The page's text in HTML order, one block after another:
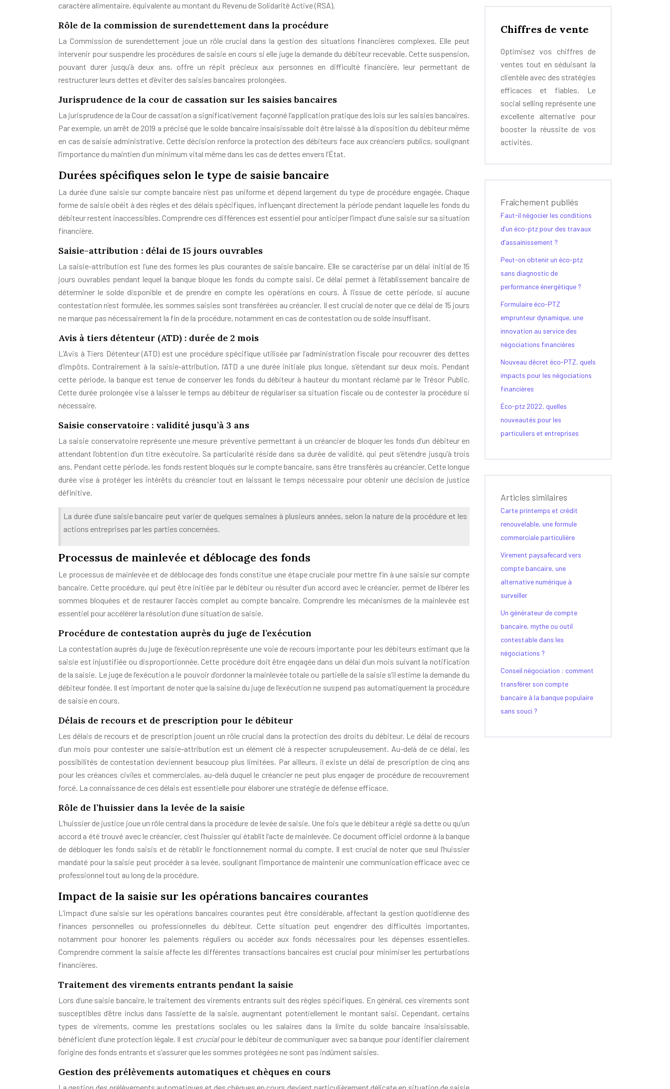
caractère alimentaire, équivalente au montant du Revenu de Solidarité Active (RSA).
Rôle de la commission de surendettement dans la procédure
La Commission de surendettement joue un rôle crucial dans la gestion des situations financières complexes. Elle peut
intervenir pour suspendre les procédures de saisie en cours si elle juge la demande du débiteur recevable. Cette suspension,
pouvant durer jusqu’à deux ans, offre un répit précieux aux personnes en difficulté financière, leur permettant de
restructurer leurs dettes et d’éviter des saisies bancaires prolongées.
Jurisprudence de la cour de cassation sur les saisies bancaires
La jurisprudence de la Cour de cassation a significativement façonné l’application pratique des lois sur les saisies bancaires.
Par exemple, un arrêt de 2019 a précisé que le solde bancaire insaisissable doit être laissé à la disposition du débiteur même
en cas de saisie administrative. Cette décision renforce la protection des débiteurs face aux créanciers publics, soulignant
l’importance du maintien d’un minimum vital même dans les cas de dettes envers l’État.
Durées spécifiques selon le type de saisie bancaire
La durée d’une saisie sur compte bancaire n’est pas uniforme et dépend largement du type de procédure engagée. Chaque
forme de saisie obéit à des règles et des délais spécifiques, influençant directement la période pendant laquelle les fonds du
débiteur restent inaccessibles. Comprendre ces différences est essentiel pour anticiper l’impact d’une saisie sur sa situation
financière.
Saisie-attribution : délai de 15 jours ouvrables
La saisie-attribution est l’une des formes les plus courantes de saisie bancaire. Elle se caractérise par un délai initial de 15
jours ouvrables pendant lequel la banque bloque les fonds du compte saisi. Ce délai permet à l’établissement bancaire de
déterminer le solde disponible et de prendre en compte les opérations en cours. À l’issue de cette période, si aucune
contestation n’est formulée, les sommes saisies sont transférées au créancier. Il est crucial de noter que ce délai de 15 jours
ne marque pas nécessairement la fin de la procédure, notamment en cas de contestation ou de solde insuffisant.
Avis à tiers détenteur (ATD) : durée de 2 mois
L’Avis à Tiers Détenteur (ATD) est une procédure spécifique utilisée par l’administration fiscale pour recouvrer des dettes
d’impôts. Contrairement à la saisie-attribution, l’ATD a une durée initiale plus longue, s’étendant sur deux mois. Pendant
cette période, la banque est tenue de conserver les fonds du débiteur à hauteur du montant réclamé par le Trésor Public.
Cette durée prolongée vise à laisser le temps au débiteur de régulariser sa situation fiscale ou de contester la procédure si
nécessaire.
Saisie conservatoire : validité jusqu’à 3 ans
La saisie conservatoire représente une mesure préventive permettant à un créancier de bloquer les fonds d’un débiteur en
attendant l’obtention d’un titre exécutoire. Sa particularité réside dans sa durée de validité, qui peut s’étendre jusqu’à trois
ans. Pendant cette période, les fonds restent bloqués sur le compte bancaire, sans être transférés au créancier. Cette longue
durée vise à protéger les intérêts du créancier tout en laissant le temps nécessaire pour obtenir une décision de justice
définitive.
La durée d’une saisie bancaire peut varier de quelques semaines à plusieurs années, selon la nature de la procédure et les
actions entreprises par les parties concernées.
Processus de mainlevée et déblocage des fonds
Le processus de mainlevée et de déblocage des fonds constitue une étape cruciale pour mettre fin à une saisie sur compte
bancaire. Cette procédure, qui peut être initiée par le débiteur ou résulter d’un accord avec le créancier, permet de libérer les
sommes bloquées et de restaurer l’accès complet au compte bancaire. Comprendre les mécanismes de la mainlevée est
essentiel pour accélérer la résolution d’une situation de saisie.
Procédure de contestation auprès du juge de l’exécution
La contestation auprès du juge de l’exécution représente une voie de recours importante pour les débiteurs estimant que la
saisie est injustifiée ou disproportionnée. Cette procédure doit être engagée dans un délai d’un mois suivant la notification
de la saisie. Le juge de l’exécution a le pouvoir d’ordonner la mainlevée totale ou partielle de la saisie s’il estime la demande du
débiteur fondée. Il est important de noter que la saisine du juge de l’exécution ne suspend pas automatiquement la procédure
de saisie en cours.
Délais de recours et de prescription pour le débiteur
Les délais de recours et de prescription jouent un rôle crucial dans la protection des droits du débiteur. Le délai de recours
d’un mois pour contester une saisie-attribution est un élément clé à respecter scrupuleusement. Au-delà de ce délai, les
possibilités de contestation deviennent beaucoup plus limitées. Par ailleurs, il existe un délai de prescription de cinq ans
pour les créances civiles et commerciales, au-delà duquel le créancier ne peut plus engager de procédure de recouvrement
forcé. La connaissance de ces délais est essentielle pour élaborer une stratégie de défense efficace.
Rôle de l’huissier dans la levée de la saisie
L’huissier de justice joue un rôle central dans la procédure de levée de saisie. Une fois que le débiteur a réglé sa dette ou qu’un
accord a été trouvé avec le créancier, c’est l’huissier qui établit l’acte de mainlevée. Ce document officiel ordonne à la banque
de débloquer les fonds saisis et de rétablir le fonctionnement normal du compte. Il est crucial de noter que seul l’huissier
mandaté pour la saisie peut procéder à sa levée, soulignant l’importance de maintenir une communication efficace avec ce
professionnel tout au long de la procédure.
Impact de la saisie sur les opérations bancaires courantes
L’impact d’une saisie sur les opérations bancaires courantes peut être considérable, affectant la gestion quotidienne des
finances personnelles ou professionnelles du débiteur. Cette situation peut engendrer des difficultés importantes,
notamment pour honorer les paiements réguliers ou accéder aux fonds nécessaires pour les dépenses essentielles.
Comprendre comment la saisie affecte les différentes transactions bancaires est crucial pour minimiser les perturbations
financières.
Traitement des virements entrants pendant la saisie
Lors d’une saisie bancaire, le traitement des virements entrants suit des règles spécifiques. En général, ces virements sont
susceptibles d’être inclus dans l’assiette de la saisie, augmentant potentiellement le montant saisi. Cependant, certains
types de virements, comme les prestations sociales ou les salaires dans la limite du solde bancaire insaisissable,
bénéficient d’une protection légale. Il est crucialpour le débiteur de communiquer avec sa banque pour identifier clairement
l’origine des fonds entrants et s’assurer que les sommes protégées ne sont pas indûment saisies.
Gestion des prélèvements automatiques et chèques en cours
Chiffres de vente
Optimisez vos chiffres de
ventes tout en séduisant la
clientèle avec des stratégies
efficaces et fiables. Le
social selling représente une
excellente alternative pour
booster la réussite de vos
activités.
Fraîchement publiés
Faut-il négocier les conditions
d’un éco-ptz pour des travaux
d’assainissement ?
Peut-on obtenir un éco-ptz
sans diagnostic de
performance énergétique ?
Formulaire éco-PTZ
emprunteur dynamique, une
innovation au service des
négociations financières
Nouveau décret éco-PTZ, quels
impacts pour les négociations
financières
Éco-ptz 2022, quelles
nouveautés pour les
particuliers et entreprises
Articles similaires
Carte printemps et crédit
renouvelable, une formule
commerciale particulière
Virement paysafecard vers
compte bancaire, une
alternative numérique à
surveiller
Un générateur de compte
bancaire, mythe ou outil
contestable dans les
négociations ?
Conseil négociation : comment
transférer son compte
bancaire à la banque populaire
sans souci ?